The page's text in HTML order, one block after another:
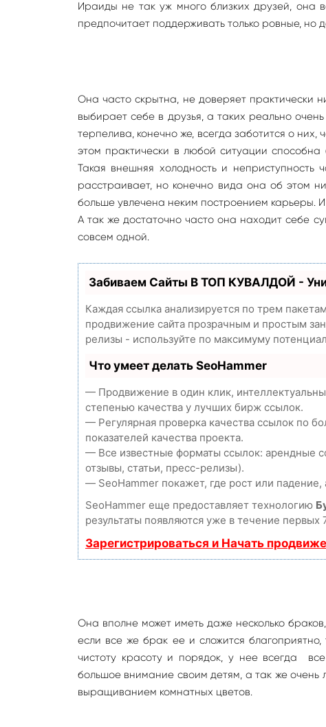
Ираиды не так уж много близких друзей, она
предпочитает поддерживать только ровные, но
Она часто скрытна, не доверяет практически
выбирает себе в друзья, а таких реально
терпелива, конечно же, всегда заботится о
этом практически в любой ситуации
Такая внешняя холодность и неприступность
расстраивает, но конечно вида она об этом
больше увлечена неким построением карьеры.
А так же достаточно часто она находит себе
совсем одной.
Забиваем Сайты В ТОП КУВАЛДОЙ -
Каждая ссылка анализируется по трем
продвижение сайта прозрачным и простым
релизы - используйте по максимуму
Что умеет делать SeoHammer
— Продвижение в один клик,
степенью качества у лучших бирж ссылок.
— Регулярная проверка качества ссылок по
показателей качества проекта.
— Все известные форматы ссылок: арендные
отзывы, статьи, пресс-релизы).
— SeoHammer покажет, где рост или
SeoHammer еще предоставляет технологию
результаты появляются уже в течение первых
Зарегистрироваться и Начать
Она вполне может иметь даже несколько
если все же брак ее и сложится
чистоту красоту и порядок, у нее всегда
большое внимание своим детям, а так же
выращиванием комнатных цветов.